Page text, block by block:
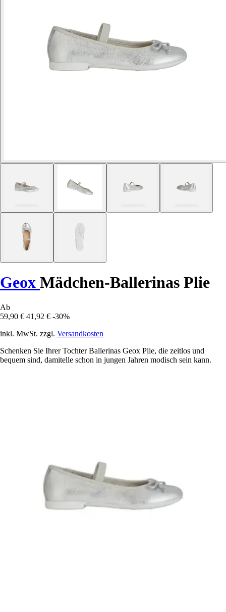
Geox Mädchen-Ballerinas Plie
Ab
59,90 € 41,92 € -30%
inkl. MwSt. zzgl. Versandkosten
Schenken Sie Ihrer Tochter Ballerinas Geox Plie, die zeitlos und
bequem sind, damitelle schon in jungen Jahren modisch sein kann.